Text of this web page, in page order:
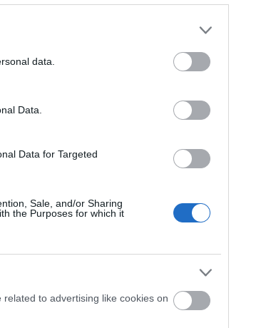
data.
Data.
Data for Targeted
Sale, and/or Sharing
the Purposes for which it
to advertising like cookies on
értük a szolgáltatás
esetén forduljon a blog